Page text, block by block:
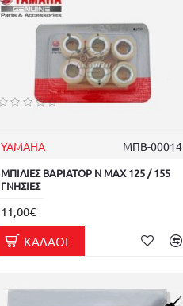
YAMAHA ΜΠΒ-00014
ΜΠΙΛΙΕΣ ΒΑΡΙΑΤΟΡ N MAX 125 / 155
ΓΝΗΣΙΕΣ
11,00€
ΚΑΛΆΘΙ